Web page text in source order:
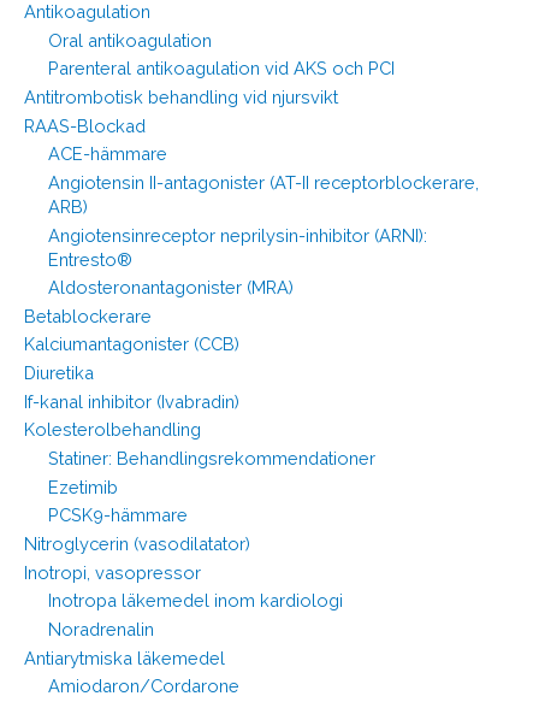
Antikoagulation
Oral antikoagulation
Parenteral antikoagulation vid AKS och PCI
Antitrombotisk behandling vid njursvikt
RAAS-Blockad
ACE-hämmare
Angiotensin II-antagonister (AT-II receptorblockerare,
ARB)
Angiotensinreceptor neprilysin-inhibitor (ARNI):
Entresto®
Aldosteronantagonister (MRA)
Betablockerare
Kalciumantagonister (CCB)
Diuretika
If-kanal inhibitor (Ivabradin)
Kolesterolbehandling
Statiner: Behandlingsrekommendationer
Ezetimib
PCSK9-hämmare
Nitroglycerin (vasodilatator)
Inotropi, vasopressor
Inotropa läkemedel inom kardiologi
Noradrenalin
Antiarytmiska läkemedel
Amiodaron/Cordarone